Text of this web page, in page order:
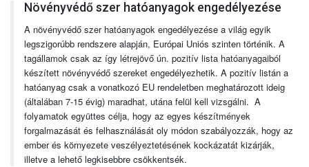
Növényvédő szer hatóanyagok engedélyezése
A növényvédő szer hatóanyagok engedélyezése a világ egyik
legszigorúbb rendszere alapján, Európai Uniós szinten történik. A
tagállamok csak az így létrejövő ún. pozitív lista hatóanyagaiból
készített növényvédő szereket engedélyezhetik. A pozitív listán a
hatóanyag csak a vonatkozó EU rendeletben meghatározott ideig
(általában 7-15 évig) maradhat, utána felül kell vizsgálni. A
folyamatok együttes célja, hogy az egyes készítmények
forgalmazását és felhasználását oly módon szabályozzák, hogy az
ember és környezete veszélyeztetésének kockázatát kizárják,
illetve a lehető legkisebbre csökkentsék.